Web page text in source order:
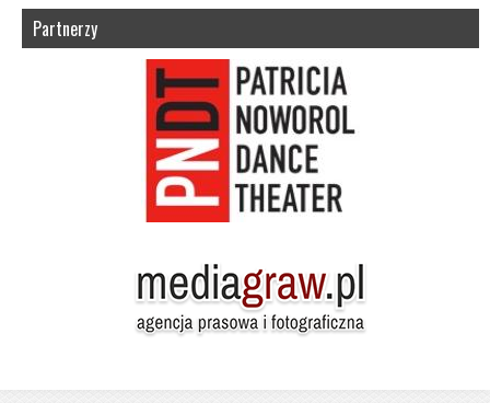
Partnerzy